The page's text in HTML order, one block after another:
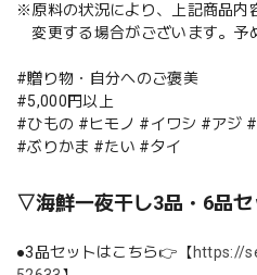
※原料の状況により、上記商品内
変更する場合がございます。予
#贈り物・自分へのご褒美
#5,000円以上
#ひもの #ヒモノ #イワシ #アジ
#ぶりかま #たい #タイ
▽海鮮一夜干し3品・6品
●3品セットはこちら👉【https://